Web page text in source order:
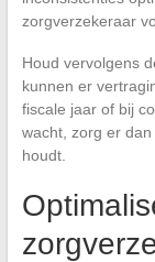
zorgverzekeraar
Houd vervolgens
kunnen er
fiscale jaar of bij
wacht, zorg er
houdt.